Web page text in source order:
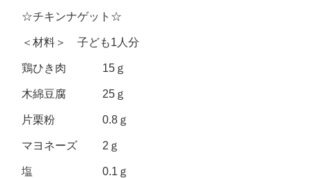
☆チキンナゲット☆
＜材料＞ 子ども1人分
鶏ひき肉 15ｇ
木綿豆腐 25ｇ
片栗粉 0.8ｇ
マヨネーズ 2ｇ
塩 0.1ｇ